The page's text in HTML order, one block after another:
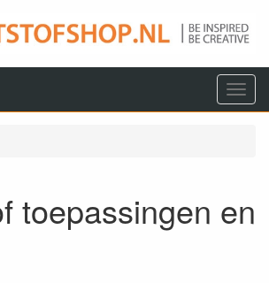
Menu
toepassingen en